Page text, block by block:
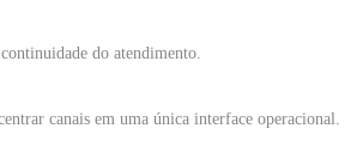
do atendimento.
canais em uma única interface operacional.